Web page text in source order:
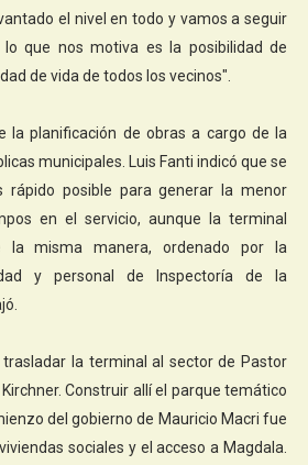
el nivel en todo y vamos a seguir
que nos motiva es la posibilidad de
de vida de todos los vecinos".
la planificación de obras a cargo de la
municipales. Luis Fanti indicó que se
rápido posible para generar la menor
en el servicio, aunque la terminal
la misma manera, ordenado por la
y personal de Inspectoría de la
trasladar la terminal al sector de Pastor
Construir allí el parque temático
del gobierno de Mauricio Macri fue
sociales y el acceso a Magdala.